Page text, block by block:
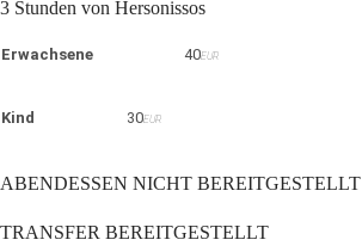
3 Stunden von Hersonissos
Erwachsene 40EUR
Kind 30EUR
ABENDESSEN NICHT BEREITGESTELLT
TRANSFER BEREITGESTELLT